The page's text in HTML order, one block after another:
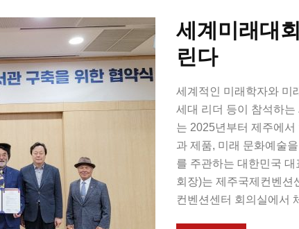
세계미래대
린다
세계적인 미래학자와 미
세대 리더 등이 참석하
는 2025년부터 제주에
과 제품, 미래 문화예술
를 주관하는 대한민국
회장)는 제주국제컨벤션
컨벤션센터 회의실에서